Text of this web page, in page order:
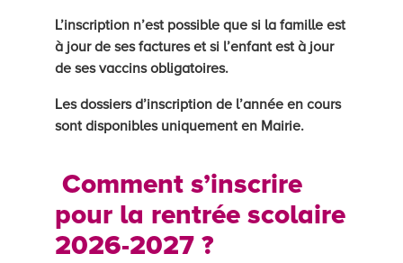
L’inscription n’est possible que si la famille est
à jour de ses factures et si l’enfant est à jour
de ses vaccins obligatoires.
Les dossiers d’inscription de l’année en cours
sont disponibles uniquement en Mairie.
Comment s’inscrire
pour la rentrée scolaire
2026-2027 ?